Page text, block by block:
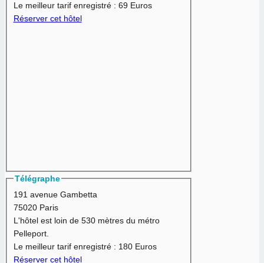
Le meilleur tarif enregistré : 69 Euros
Réserver cet hôtel
Télégraphe
191 avenue Gambetta
75020 Paris
L'hôtel est loin de 530 mètres du métro
Pelleport.
Le meilleur tarif enregistré : 180 Euros
Réserver cet hôtel